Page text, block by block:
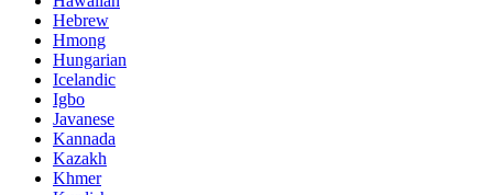
Hebrew
Hmong
Hungarian
Icelandic
Igbo
Javanese
Kannada
Kazakh
Khmer